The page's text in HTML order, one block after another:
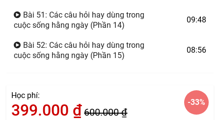
Bài 51: Các câu hỏi hay dùng trong
cuộc sống hằng ngày (Phần 14)
09:48
Bài 52: Các câu hỏi hay dùng trong
cuộc sống hằng ngày (Phần 15)
08:56
Học phí:
399.000 ₫600.000₫
-33%